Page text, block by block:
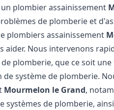
plombier assainissement
de plomberie et
plombiers assainissement
aider. Nous intervenons
plomberie, que ce soit
de système de plomberie.
Mourmelon le Grand,
systèmes de plomberie,